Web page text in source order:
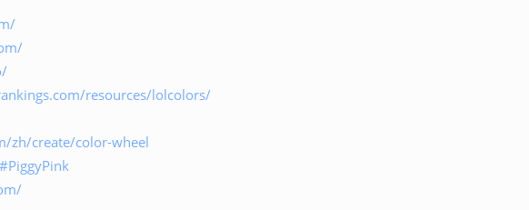
resources/lolcolors/
zh/create/color-wheel